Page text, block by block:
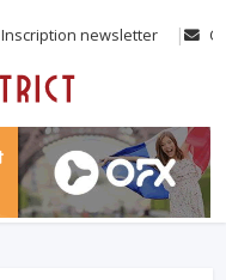
Inscription newsletter